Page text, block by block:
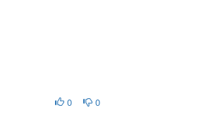
0 0